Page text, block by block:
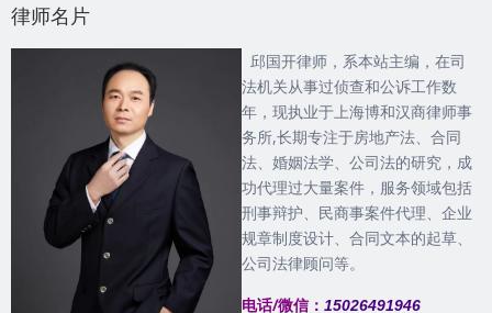
律师名片
邱国开律师，系本站主编，在司
法机关从事过侦查和公诉工作数
年，现执业于上海博和汉商律师事
务所,长期专注于房地产法、合同
法、婚姻法学、公司法的研究，成
功代理过大量案件，服务领域包括
刑事辩护、民商事案件代理、企业
规章制度设计、合同文本的起草、
公司法律顾问等。
电话/微信： 15026491946